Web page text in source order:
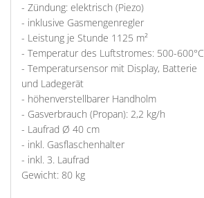
- Zündung: elektrisch (Piezo)
- inklusive Gasmengenregler
- Leistung je Stunde 1125 m²
- Temperatur des Luftstromes: 500-600°C
- Temperatursensor mit Display, Batterie
und Ladegerät
- höhenverstellbarer Handholm
- Gasverbrauch (Propan): 2,2 kg/h
- Laufrad Ø 40 cm
- inkl. Gasflaschenhalter
- inkl. 3. Laufrad
Gewicht: 80 kg